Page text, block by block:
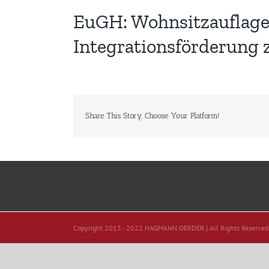
EuGH:
Integrationsförderung
Share This Story, Choose Your Platform!
Copyright 2013 - 2022 HAGMANN OERDER | All Rights